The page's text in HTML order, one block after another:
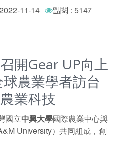
11-14 點閱 : 5147
開Gear UP向上
農業學者訪台
業科技
國立中興大學國際農業中心與
University）共同組成，創